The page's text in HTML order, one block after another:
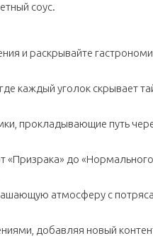
соус.
и раскрывайте
каждый уголок скрывает
прокладывающие путь
«Призрака» до
атмосферу с
добавляя новый